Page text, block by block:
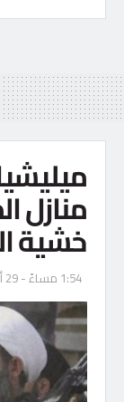
منازل
خشية
1:54 مساءً - 29 أبريل, 2022